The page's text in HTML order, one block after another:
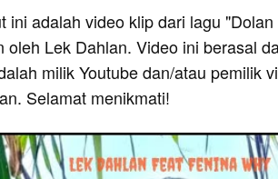
ini adalah video klip dari lagu
oleh Lek Dahlan. Video ini berasal
milik Youtube dan/atau pemilik
Selamat menikmati!